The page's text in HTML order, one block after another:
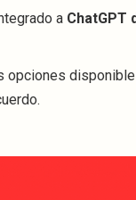
a ChatGPT
opciones